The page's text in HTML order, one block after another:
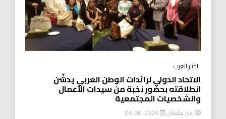
اخبار العرب
الاتحاد الدولي لرائدات الوطن العربي يدشّن
انطلاقته بحضور نخبة من سيدات الأعمال
والشخصيات المجتمعية
عبير سليمان 2026-08-06